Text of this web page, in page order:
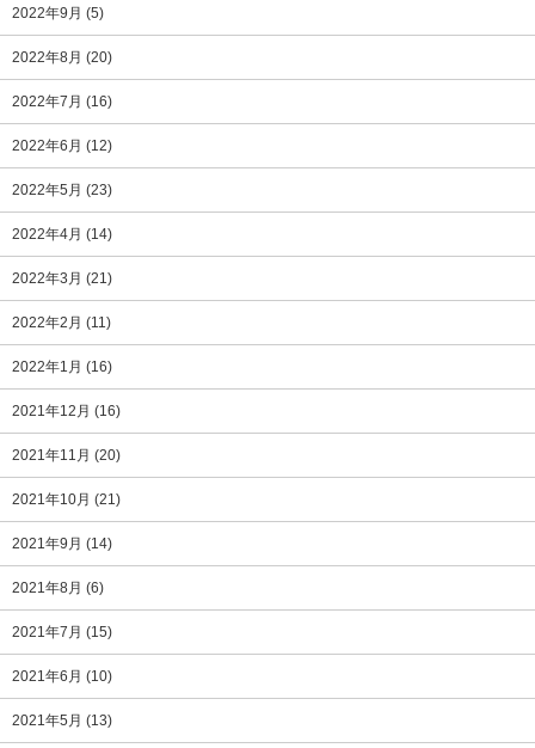
2022年9月 (5)
2022年8月 (20)
2022年7月 (16)
2022年6月 (12)
2022年5月 (23)
2022年4月 (14)
2022年3月 (21)
2022年2月 (11)
2022年1月 (16)
2021年12月 (16)
2021年11月 (20)
2021年10月 (21)
2021年9月 (14)
2021年8月 (6)
2021年7月 (15)
2021年6月 (10)
2021年5月 (13)